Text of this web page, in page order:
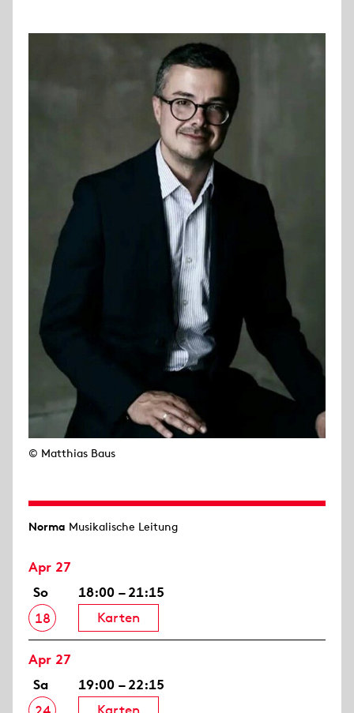
© Matthias Baus
Norma Musikalische Leitung
Apr 27
So
18
18:00 – 21:15
Karten
Apr 27
Sa
19:00 – 22:15